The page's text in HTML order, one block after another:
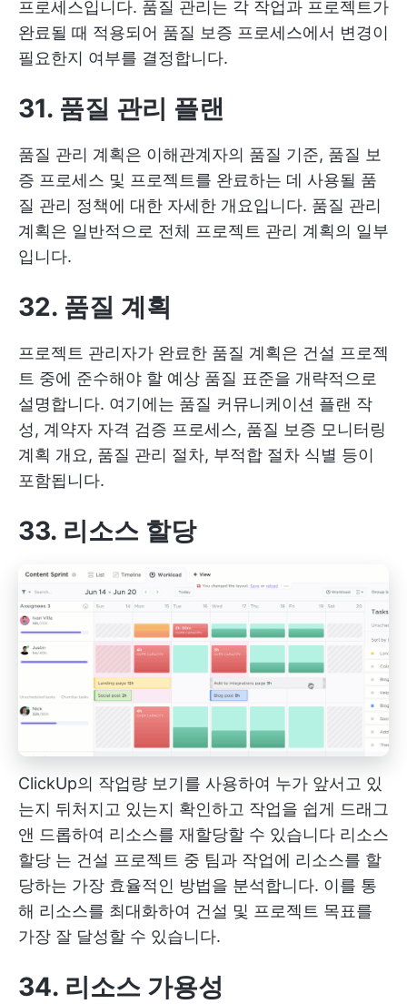
프로세스입니다. 품질 관리는 각 작업과 프로젝트가
완료될 때 적용되어 품질 보증 프로세스에서 변경이
필요한지 여부를 결정합니다.
31. 품질 관리 플랜
품질 관리 계획은 이해관계자의 품질 기준, 품질 보
증 프로세스 및 프로젝트를 완료하는 데 사용될 품
질 관리 정책에 대한 자세한 개요입니다. 품질 관리
계획은 일반적으로 전체 프로젝트 관리 계획의 일부
입니다.
32. 품질 계획
프로젝트 관리자가 완료한 품질 계획은 건설 프로젝
트 중에 준수해야 할 예상 품질 표준을 개략적으로
설명합니다. 여기에는 품질 커뮤니케이션 플랜 작
성, 계약자 자격 검증 프로세스, 품질 보증 모니터링
계획 개요, 품질 관리 절차, 부적합 절차 식별 등이
포함됩니다.
33. 리소스 할당
ClickUp의 작업량 보기를 사용하여 누가 앞서고 있
는지 뒤처지고 있는지 확인하고 작업을 쉽게 드래그
앤 드롭하여 리소스를 재할당할 수 있습니다 리소스
할당 는 건설 프로젝트 중 팀과 작업에 리소스를 할
당하는 가장 효율적인 방법을 분석합니다. 이를 통
해 리소스를 최대화하여 건설 및 프로젝트 목표를
가장 잘 달성할 수 있습니다.
34. 리소스 가용성